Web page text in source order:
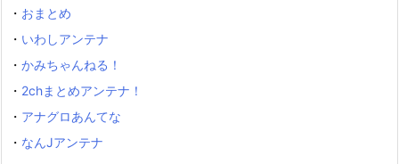
・ おまとめ
・ いわしアンテナ
・ かみちゃんねる！
・ 2chまとめアンテナ！
・ アナグロあんてな
・ なんJアンテナ